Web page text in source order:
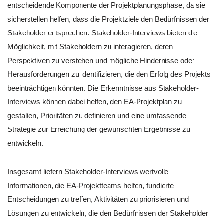
entscheidende Komponente der Projektplanungsphase, da sie
sicherstellen helfen, dass die Projektziele den Bedürfnissen der
Stakeholder entsprechen. Stakeholder-Interviews bieten die
Möglichkeit, mit Stakeholdern zu interagieren, deren
Perspektiven zu verstehen und mögliche Hindernisse oder
Herausforderungen zu identifizieren, die den Erfolg des Projekts
beeinträchtigen könnten. Die Erkenntnisse aus Stakeholder-
Interviews können dabei helfen, den EA-Projektplan zu
gestalten, Prioritäten zu definieren und eine umfassende
Strategie zur Erreichung der gewünschten Ergebnisse zu
entwickeln.
Insgesamt liefern Stakeholder-Interviews wertvolle
Informationen, die EA-Projektteams helfen, fundierte
Entscheidungen zu treffen, Aktivitäten zu priorisieren und
Lösungen zu entwickeln, die den Bedürfnissen der Stakeholder